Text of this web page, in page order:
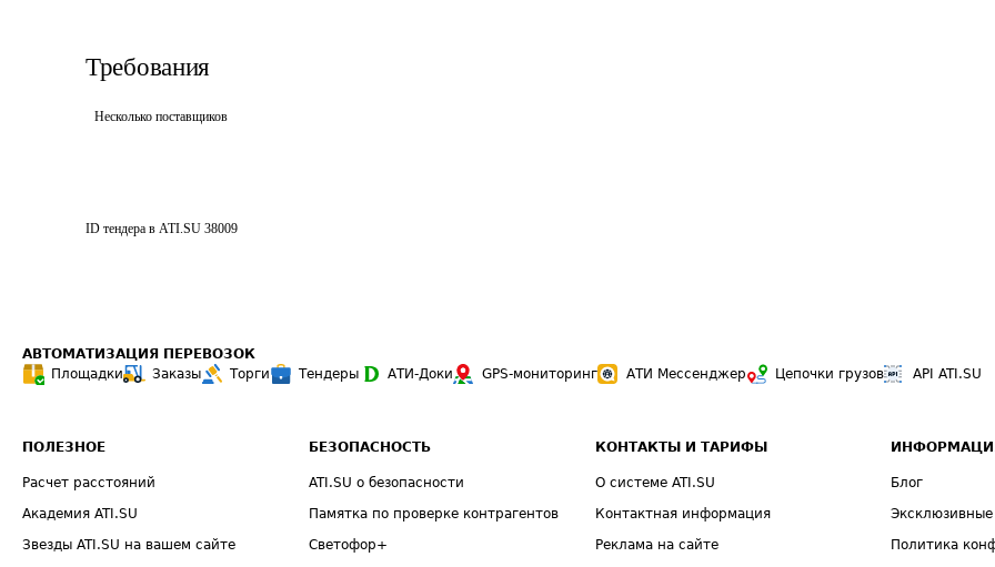
Требования
Несколько поставщиков
ID тендера в ATI.SU 38009
АВТОМАТИЗАЦИЯ ПЕРЕВОЗОК
Площадки
Заказы Торги Тендеры АТИ-Доки GPS-мониторинг АТИ Мессенджер Цепочки грузов API ATI.SU
ПОЛЕЗНОЕ
Расчет расстояний
Академия ATI.SU
Звезды ATI.SU на вашем сайте
БЕЗОПАСНОСТЬ
ATI.SU о безопасности
Памятка по проверке контрагентов
Светофор+
КОНТАКТЫ И ТАРИФЫ
О системе ATI.SU
Контактная информация
Реклама на сайте
Блог
Политика